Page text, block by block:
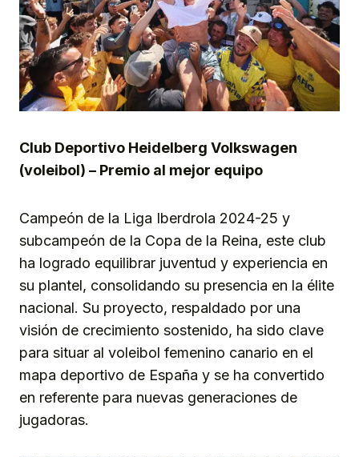
Club Deportivo Heidelberg Volkswagen
(voleibol) – Premio al mejor equipo
Campeón de la Liga Iberdrola 2024-25 y
subcampeón de la Copa de la Reina, este club
ha logrado equilibrar juventud y experiencia en
su plantel, consolidando su presencia en la élite
nacional. Su proyecto, respaldado por una
visión de crecimiento sostenido, ha sido clave
para situar al voleibol femenino canario en el
mapa deportivo de España y se ha convertido
en referente para nuevas generaciones de
jugadoras.